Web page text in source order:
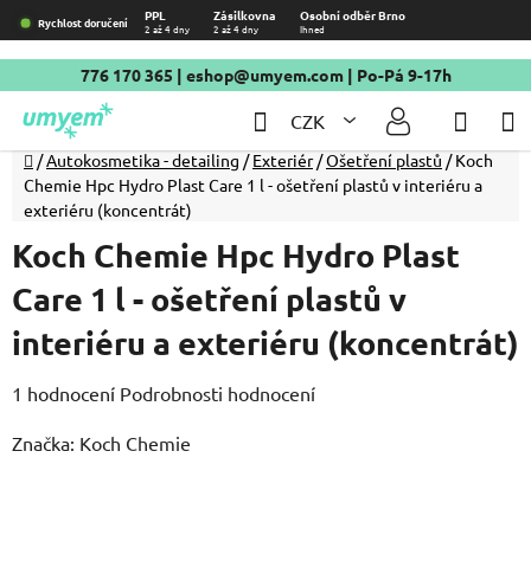
Přejít
na
obsah
Rychlost doručení PPL Zásilkovna Osobní odběr Brno
2 až 4 dny 2 až 4 dny Ihned
776 170 365 | eshop@umyem.com| Po-Pá 9-17h
CZK
Hledat
Domů
/Autokosmetika - detailing / Exteriér /Ošetření plastů / Koch
Chemie Hpc Hydro Plast Care 1 l - ošetření plastů v interiéru a
exteriéru (koncentrát)
Koch Chemie Hpc Hydro Plast
Care 1 l - ošetření plastů v
interiéru a exteriéru (koncentrát)
Průměrné
produktu
1 hodnocení Podrobnosti hodnocení
Značka: Koch Chemie